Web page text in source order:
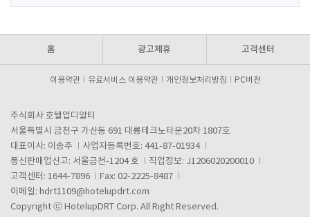
홈 광고제휴 고객센터
이용약관 유료서비스 이용약관 개인정보처리방침 PC버전
주식회사 호텔업디알티
서울특별시 금천구 가산동 691 대륭테크노타운20차 1807호
대표이사: 이송주
사업자등록번호: 441-87-01934
통신판매업신고: 서울금천-1204 호
직업정보: J1206020200010
고객센터: 1644-7896
Fax: 02-2225-8487
이메일: hdrt1109@hotelupdrt.com
Copyright ⓒ HotelupDRT Corp. All Right Reserved.